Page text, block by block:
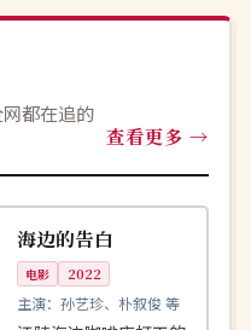
都在追的
查看更多
韩国
99:01
海边的告白
电影 2022
主演： 孙艺珍、朴叙俊 等